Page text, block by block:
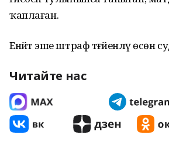
ҡаплаған.
Енәйәт эше штраф тәғәйенләү өсөн
Читайте нас